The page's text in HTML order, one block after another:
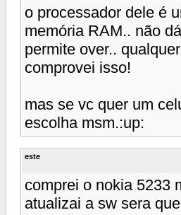
o processador dele é
memória RAM.. não
permite over..
comprovei isso!
mas se vc quer um
escolha msm.:up:
este
comprei o nokia 5233
atualizai a sw sera